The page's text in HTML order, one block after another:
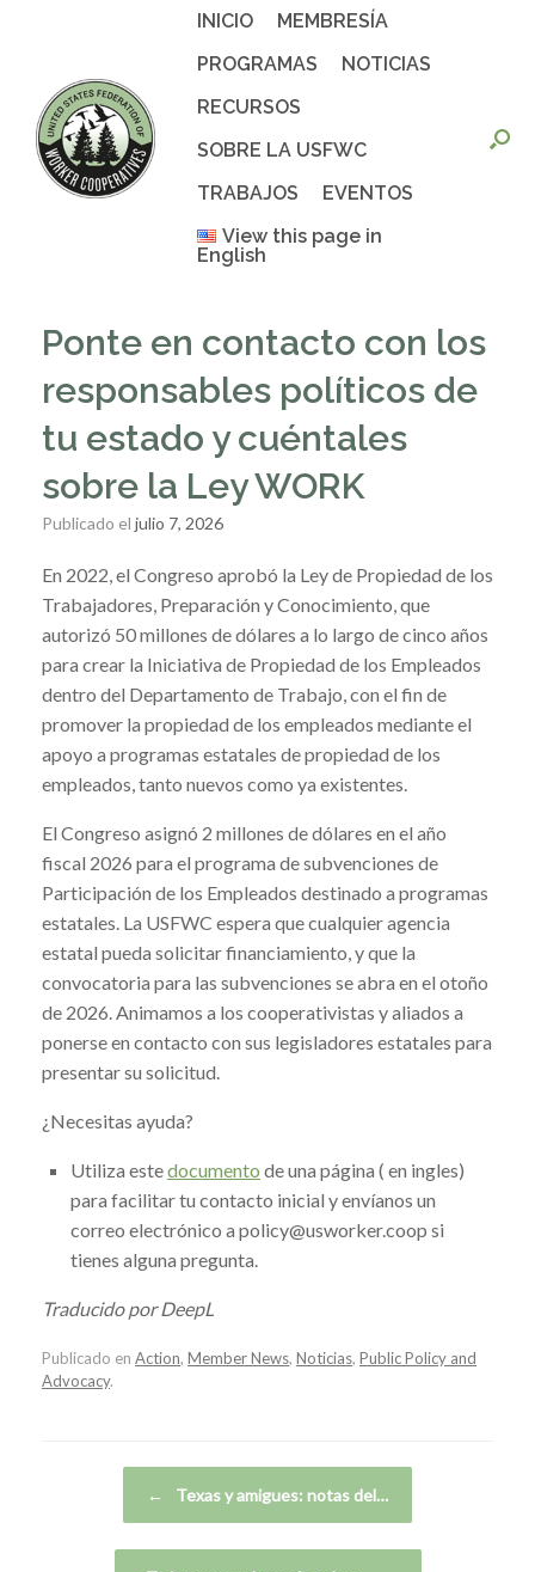
INICIO
MEMBRESÍA
PROGRAMAS
NOTICIAS
RECURSOS
SOBRE LA USFWC
TRABAJOS
EVENTOS
View this page in
English
Ponte en contacto con los
responsables políticos de
tu estado y cuéntales
sobre la Ley WORK
Publicado el julio 7, 2026
En 2022, el Congreso aprobó la Ley de Propiedad de los
Trabajadores, Preparación y Conocimiento, que
autorizó 50 millones de dólares a lo largo de cinco años
para crear la Iniciativa de Propiedad de los Empleados
dentro del Departamento de Trabajo, con el fin de
promover la propiedad de los empleados mediante el
apoyo a programas estatales de propiedad de los
empleados, tanto nuevos como ya existentes.
El Congreso asignó 2 millones de dólares en el año
fiscal 2026 para el programa de subvenciones de
Participación de los Empleados destinado a programas
estatales. La USFWC espera que cualquier agencia
estatal pueda solicitar financiamiento, y que la
convocatoria para las subvenciones se abra en el otoño
de 2026. Animamos a los cooperativistas y aliados a
ponerse en contacto con sus legisladores estatales para
presentar su solicitud.
¿Necesitas ayuda?
Utiliza estedocumento de una página ( en ingles)
para facilitar tu contacto inicial y envíanos un
correo electrónico a policy@usworker.coop si
tienes alguna pregunta.
Traducido por DeepL
Publicado en Action, Member News, Noticias, Public Policy and
Advocacy.
← Texas y amigues: notas del…